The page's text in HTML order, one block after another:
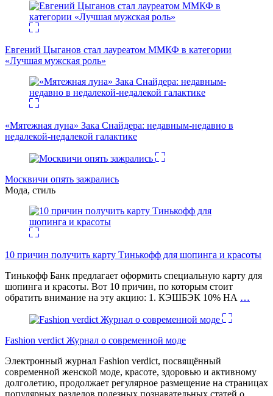
Евгений Цыганов стал лауреатом ММКФ в категории
«Лучшая мужская роль»
«Мятежная луна» Зака Снайдера: недавным-недавно в
недалекой-недалекой галактике
Москвичи опять зажрались
Мода, стиль
10 причин получить карту Тинькофф для шопинга и красоты
Тинькофф Банк предлагает оформить специальную карту для
шопинга и красоты. Вот 10 причин, по которым стоит
обратить внимание на эту акцию: 1. КЭШБЭК 10% НА …
Fashion verdict Журнал о современной моде
Электронный журнал Fashion verdict, посвящённый
современной женской моде, красоте, здоровью и активному
долголетию, продолжает регулярное размещение на страницах
популярных разделов полезных познавательных статей о